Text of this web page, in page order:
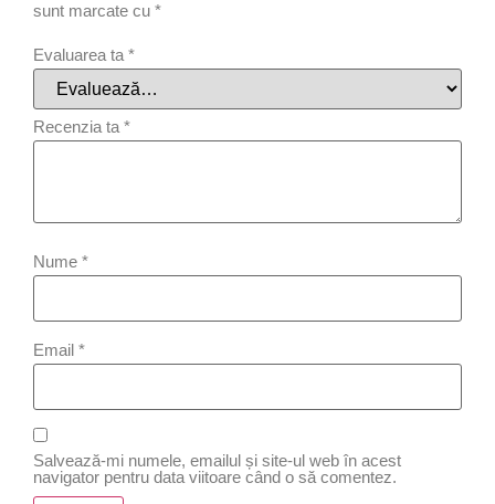
sunt marcate cu *
Evaluarea ta *
Recenzia ta *
Nume *
Email *
Salvează-mi numele, emailul și site-ul web în acest
navigator pentru data viitoare când o să comentez.